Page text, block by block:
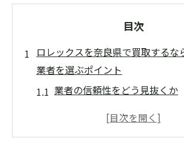
目次
ロレックスを奈良県で買取するな
業者を選ぶポイント
業者の信頼性をどう見抜くか
過去の取引実績とレビューの